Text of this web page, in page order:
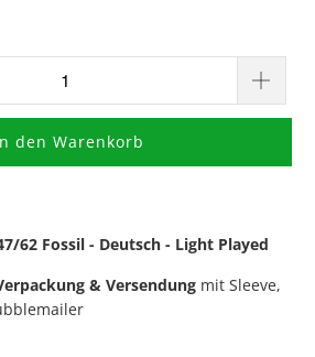
den Warenkorb
62 Fossil - Deutsch - Light Played
& Versendung mit Sleeve,